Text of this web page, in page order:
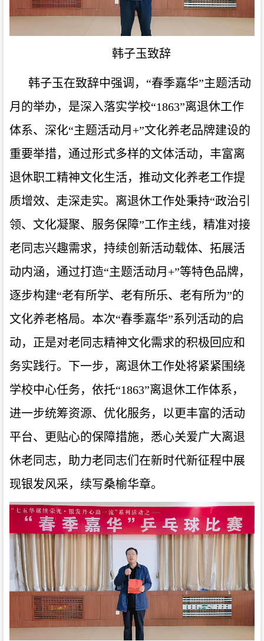
韩子玉致辞
韩子玉在致辞中强调，“春季嘉华”主题活动
月的举办，是深入落实学校“1863”离退休工作
体系、深化“主题活动月 +”文化养老品牌建设的
重要举措，通过形式多样的文体活动，丰富离
退休职工精神文化生活，推动文化养老工作提
质增效、走深走实。离退休工作处秉持“政治引
领、文化凝聚、服务保障”工作主线，精准对接
老同志兴趣需求，持续创新活动载体、拓展活
动内涵，通过打造“主题活动月 +”等特色品牌，
逐步构建“老有所学、老有所乐、老有所为”的
文化养老格局。本次“春季嘉华”系列活动的启
动，正是对老同志精神文化需求的积极回应和
务实践行。下一步，离退休工作处将紧紧围绕
学校中心任务，依托“1863”离退休工作体系，
进一步统筹资源、优化服务，以更丰富的活动
平台、更贴心的保障措施，悉心关爱广大离退
休老同志，助力老同志们在新时代新征程中展
现银发风采，续写桑榆华章。